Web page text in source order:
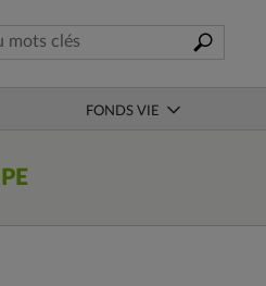
FONDS VIE